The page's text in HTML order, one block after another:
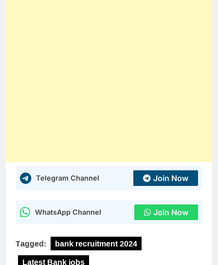
Telegram Channel Join Now
WhatsApp Channel Join Now
Tagged:
bank recruitment 2024
Latest Bank jobs